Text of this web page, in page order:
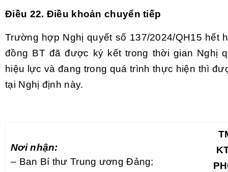
Điều 22. Điều khoản chuyển tiếp
Trường hợp Nghị quyết số 137/2024/QH15 hết
đồng BT đã được ký kết trong thời gian Nghị
hiệu lực và đang trong quá trình thực hiện thì
tại Nghị định này.
Nơi nhận:
– Ban Bí thư Trung ương Đảng;